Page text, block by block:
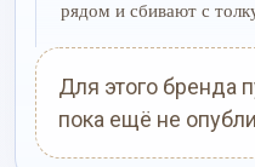
рядом и сбивают с
Для этого бренда
пока ещё не